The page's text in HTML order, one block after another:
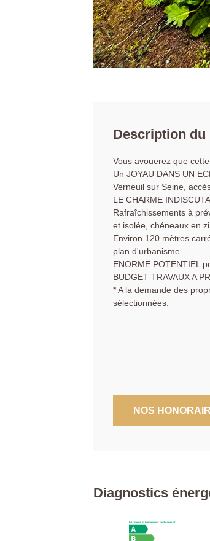
Description du
Vous avouerez que
Un JOYAU DANS UN
Verneuil sur Seine,
LE CHARME
Rafraîchissements à
et isolée, chéneaux en
Environ 120 mètres
plan d'urbanisme.
ENORME POTENTIEL
BUDGET TRAVAUX A
* A la demande des
sélectionnées.
NOS
Diagnostics